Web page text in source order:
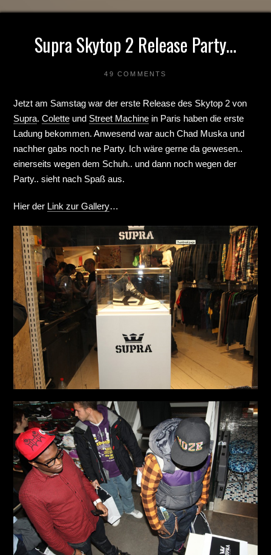
Supra Skytop 2 Release Party…
49 COMMENTS
Jetzt am Samstag war der erste Release des Skytop 2 von
Supra.Colette und Street Machine in Paris haben die erste
Ladung bekommen. Anwesend war auch Chad Muska und
nachher gabs noch ne Party. Ich wäre gerne da gewesen..
einerseits wegen dem Schuh.. und dann noch wegen der
Party.. sieht nach Spaß aus.
Hier der Link zur Gallery…